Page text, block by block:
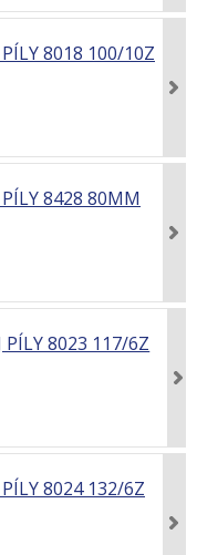
8018 100/10Z
8428 80MM
PÍLY 8023 117/6Z
8024 132/6Z